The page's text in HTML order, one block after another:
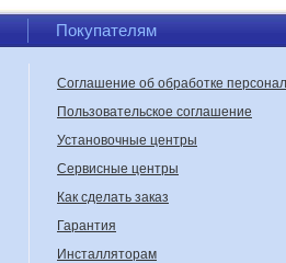
Покупателям
Соглашение об обработке
Пользовательское соглашение
Установочные центры
Сервисные центры
Как сделать заказ
Гарантия
Инсталляторам